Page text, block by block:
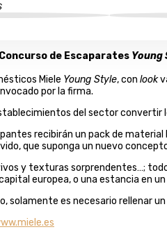
de Escaparates Young
Miele Young Style, con look
por la firma.
del sector convertir
recibirán un pack de
que suponga un nuevo
y texturas sorprendentes…;
europea, o una estancia en
solamente es necesario rellenar